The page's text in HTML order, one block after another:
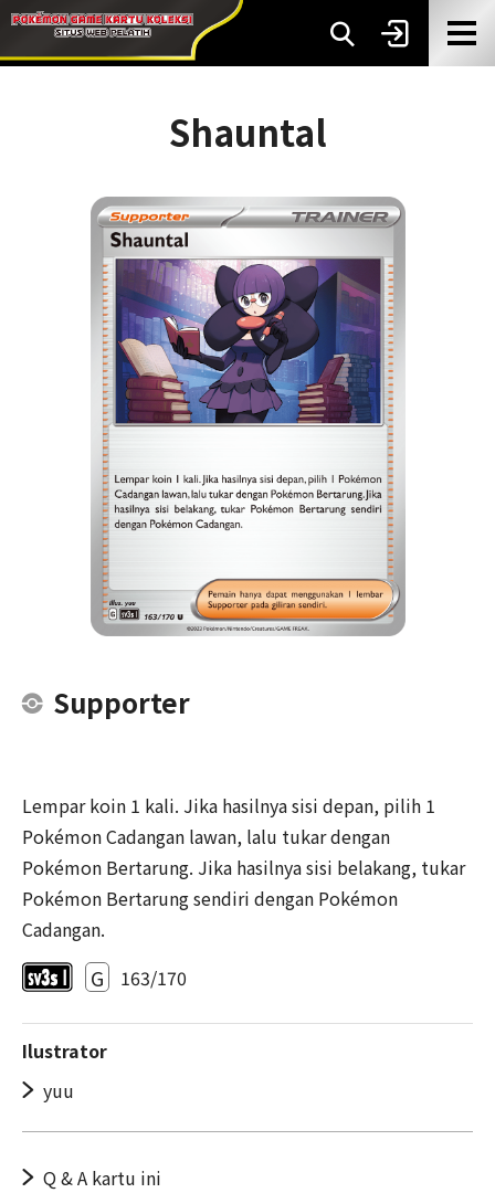
Shauntal
Supporter
Lempar koin 1 kali. Jika hasilnya sisi depan, pilih 1
Pokémon Cadangan lawan, lalu tukar dengan
Pokémon Bertarung. Jika hasilnya sisi belakang, tukar
Pokémon Bertarung sendiri dengan Pokémon
Cadangan.
G 163/170
Ilustrator
yuu
Q & A kartu ini